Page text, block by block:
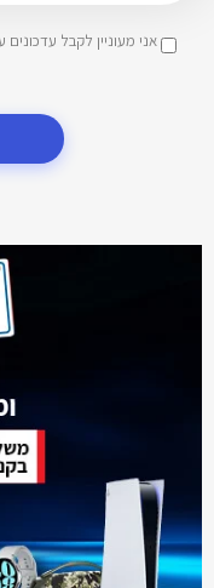
אני מעוניין לקבל